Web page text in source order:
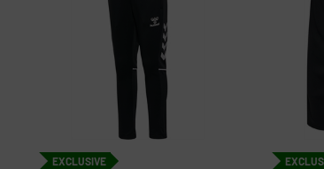
EXCLUSIVE